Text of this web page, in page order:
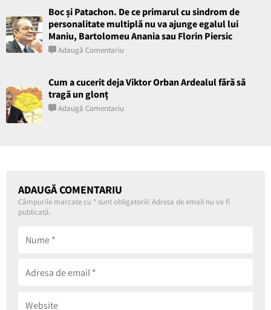
Boc și Patachon. De ce primarul cu sindrom de
personalitate multiplă nu va ajunge egalul lui
Maniu, Bartolomeu Anania sau Florin Piersic
Adaugă Comentariu
Cum a cucerit deja Viktor Orban Ardealul fără să
tragă un glonț
Adaugă Comentariu
ADAUGĂ COMENTARIU
Câmpurile marcate cu *sunt obligatorii! Adresa de email nu va fi
publicată.